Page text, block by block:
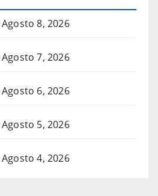
Agosto 8, 2026
Agosto 7, 2026
Agosto 6, 2026
Agosto 5, 2026
Agosto 4, 2026